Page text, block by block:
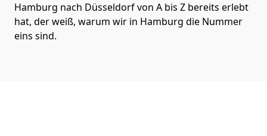
Hamburg nach Düsseldorf von A bis Z bereits erlebt
hat, der weiß, warum wir in Hamburg die Nummer
eins sind.